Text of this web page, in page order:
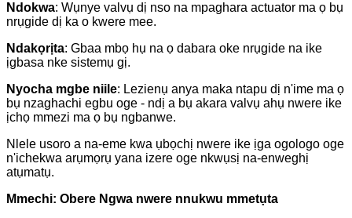
Ndokwa: Wụnye valvụ dị nso na mpaghara actuator ma ọ bụ
nrụgide dị ka o kwere mee.
Ndakọrịta: Gbaa mbọ hụ na ọ dabara oke nrụgide na ike
ịgbasa nke sistemụ gị.
Nyocha mgbe niile: Lezienụ anya maka ntapu dị n'ime ma ọ
bụ nzaghachi egbu oge - ndị a bụ akara valvụ ahụ nwere ike
ịchọ mmezi ma ọ bụ ngbanwe.
Nlele usoro a na-eme kwa ụbọchị nwere ike ịga ogologo oge
n'ichekwa arụmọrụ yana izere oge nkwụsị na-enweghị
atụmatụ.
Mmechi: Obere Ngwa nwere nnukwu mmetụta